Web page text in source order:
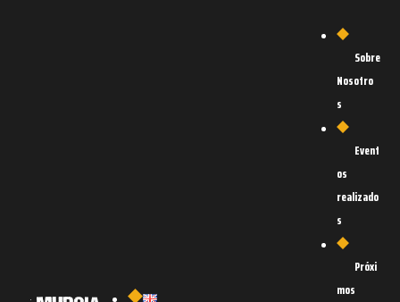
Sobre
Nosotro
s
Event
os
realizado
s
Próxi
mos